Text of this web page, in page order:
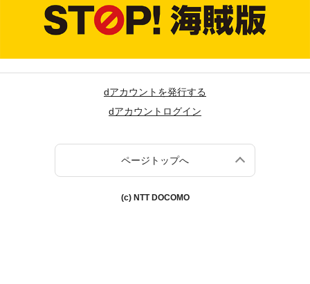
dアカウントを発行する
dアカウントログイン
ページトップへ
(c) NTT DOCOMO